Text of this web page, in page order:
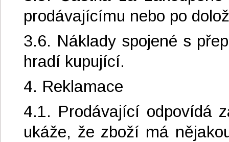
prodávajícímu nebo po
3.6. Náklady spojené s
hradí kupující.
4. Reklamace
4.1. Prodávající odpovídá
ukáže, že zboží má